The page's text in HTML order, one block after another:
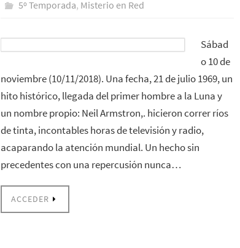
5º Temporada, Misterio en Red
Sábad
o 10 de
noviembre (10/11/2018). Una fecha, 21 de julio 1969, un
hito histórico, llegada del primer hombre a la Luna y
un nombre propio: Neil Armstron,. hicieron correr ríos
de tinta, incontables horas de televisión y radio,
acaparando la atención mundial. Un hecho sin
precedentes con una repercusión nunca…
ACCEDER